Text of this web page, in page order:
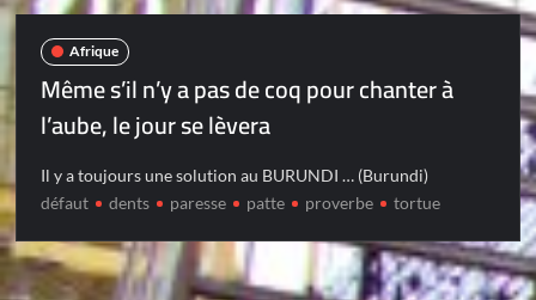
Afrique
Même s’il n’y a pas de coq pour chanter à
l’aube, le jour se lèvera
Il y a toujours une solution au BURUNDI … (Burundi)
défaut
dents paresse patte proverbe tortue